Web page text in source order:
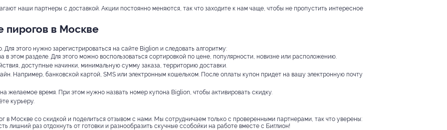
наши партнеры с доставкой. Акции постоянно меняются, так что заходите к нам чаще, чтобы не пропустить интересное
пирогов в Москве
этого нужно зарегистрироваться на сайте Biglion и следовать алгоритму:
этом разделе. Для этого можно воспользоваться сортировкой по цене, популярности, новизне или расположению.
доступные начинки, минимальную сумму заказа, территорию доставки.
Например, банковской картой, SMS или электронным кошельком. После оплаты купон придет на вашу электронную почту
желаемое время. При этом нужно назвать номер купона Biglion, чтобы активировать скидку.
курьеру.
в Москве со скидкой и поделиться отзывом с нами. Мы сотрудничаем только с проверенными партнерами, так что уверены:
лишний раз отдохнуть от готовки и разнообразить скучные ссобойки на работе вместе с Биглион!